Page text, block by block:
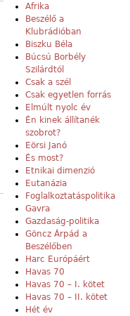
Afrika
Beszélő a
Klubrádióban
Biszku Béla
Búcsú Borbély
Szilárdtól
Csak a szél
Csak egyetlen forrás
Elmúlt nyolc év
Én kinek állítanék
szobrot?
Eörsi Janó
És most?
Etnikai dimenzió
Eutanázia
Foglalkoztatáspolitika
Gavra
Gazdaság-politika
Göncz Árpád a
Beszélőben
Harc Európáért
Havas 70
Havas 70 – I. kötet
Havas 70 – II. kötet
Hét év